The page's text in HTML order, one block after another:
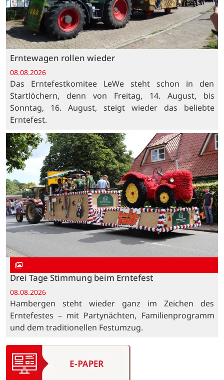
Erntewagen rollen wieder
08.08.2026
Das Erntefestkomitee LeWe steht schon in den
Startlöchern, denn von Freitag, 14. August, bis
Sonntag, 16. August, steigt wieder das beliebte
Erntefest.
Drei Tage Stimmung beim Erntefest
08.08.2026
Hambergen steht wieder ganz im Zeichen des
Erntefestes – mit Partynächten, Familienprogramm
und dem traditionellen Festumzug.